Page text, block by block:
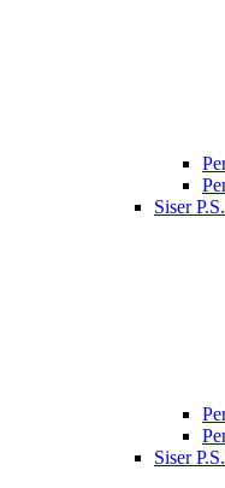
Siser
Siser